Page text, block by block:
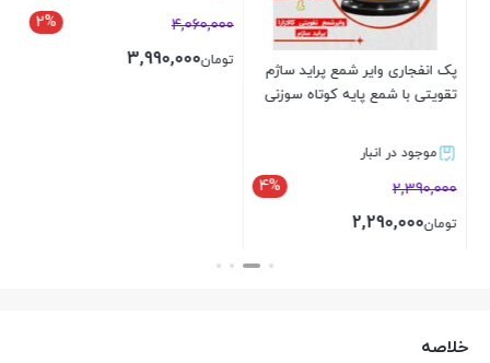
پک انفجاری وایر شمع پراید ساژم
تقویتی با شمع پایه کوتاه سوزنی
موجود در انبار
4% 2,390,000
تومان2,290,000
2% 4,060,000
تومان3,990,000
خلاصه